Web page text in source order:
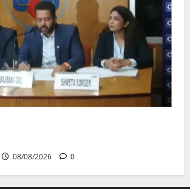
08/08/2026 0